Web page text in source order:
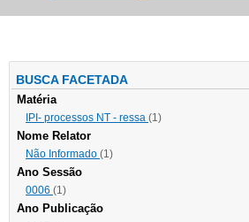
BUSCA FACETADA
Matéria
IPI- processos NT - ressa (1)
Nome Relator
Não Informado (1)
Ano Sessão
0006 (1)
Ano Publicação